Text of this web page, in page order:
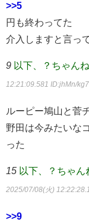
>>5
円も終わってた
介入しますと言っ
9 以下、？ちゃん
12:21:09.581 ID:jhMn/
ルーピー鳩山と菅
野田は今みたいな
った
15 以下、？ちゃ
2025/07/08(火)
>>9